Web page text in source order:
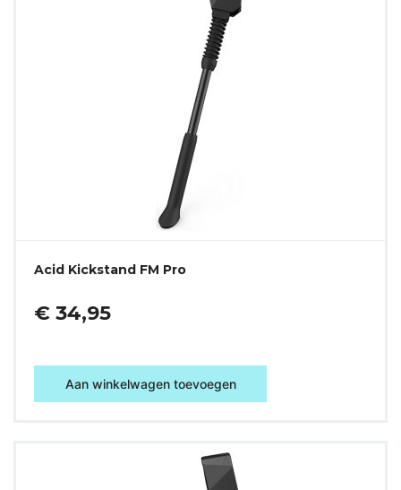
Acid Kickstand FM Pro
€ 34,95
Aan winkelwagen toevoegen